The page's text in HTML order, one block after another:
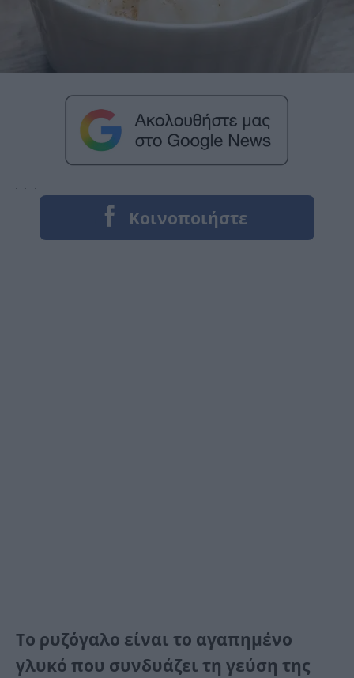
Το ρυζόγαλο είναι το αγαπημένο
γλυκό που συνδυάζει τη γεύση της